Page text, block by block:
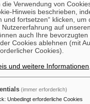
für Bestellanforderer
zur Roadshow am
Arbeitsmittel
hochpräziser Kernuhr
will Astrophysik studieren!“ –
Girls’Day
die Verwendung von
Hinweis beschrieben,
und fortsetzen“ klicken, um
Nutzererfahrung auf
auch Ihre bevorzugten
Cookies ablehnen (mit
Cookies).
und weitere Informationen
(immer erforderlich)
: Unbedingt erforderliche Cookies